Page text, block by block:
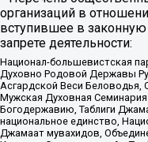
организаций в
вступившее в
запрете деятельности:
Национал-большевистская
Духовно Родовой Державы
Асгардской Веси Беловодья,
Мужская Духовная
Богодержавию, Таблиги
национальное единство,
Джамаат мувахидов,